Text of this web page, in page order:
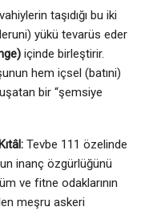
taşıdığı bu iki
yükü tevarüs eder
içinde birleştirir.
hem içsel (batıni)
bir “şemsiye
Tevbe 111 özelinde
inanç özgürlüğünü
ve fitne odaklarının
meşru askeri